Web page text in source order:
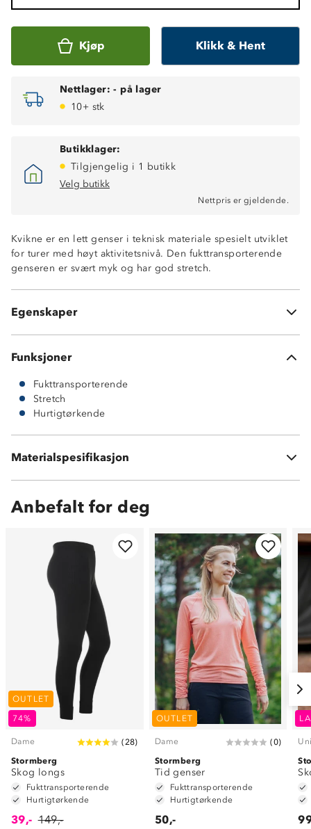
Kjøp Klikk & Hent
Nettlager: - på lager
10+ stk
Butikklager:
Tilgjengelig i 1 butikk
Velg butikk
Nettpris er gjeldende.
Kvikne er en lett genser i teknisk materiale spesielt utviklet
for turer med høyt aktivitetsnivå. Den fukttransporterende
genseren er svært myk og har god stretch.
Egenskaper
Lett
God stretch
Funksjoner
Fukttransporterende
Stretch
Hurtigtørkende
Materialspesifikasjon
Spandex 18%
Anbefalt for deg
OUTLET
74%
Dame ( 28)
Stormberg
Skog longs
Fukttransporterende
Hurtigtørkende
39,- 149,-
OUTLET
Dame (0)
Stormberg
Tid genser
Fukttransporterende
Hurtigtørkende
50,-